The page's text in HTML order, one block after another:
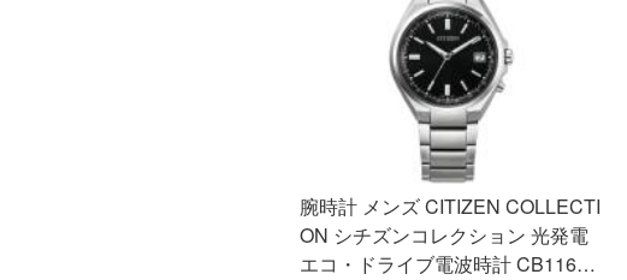
腕時計 メンズ CITIZEN COLLECTI
ON シチズンコレクション 光発電
エコ・ドライブ電波時計 CB1160-